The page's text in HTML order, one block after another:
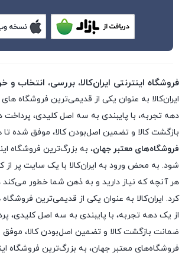
فروشگاه اینترنتی ایران‌کالا، بررسی، انتخاب و
ایران‌کالا به عنوان یکی از قدیمی‌ترین فروشگاه
بازگشت کالا و تضمین اصل‌بودن کالا، موفق شده تا
فروشگاه‌های معتبر جهان، به بزرگ‌ترین فروشگاه
شود. به محض ورود به ایران‌کالا با یک سایت پر از
هر آنچه که نیاز دارید و به ذهن شما خطور می‌کند
کرد. ایران‌کالا به عنوان یکی از قدیمی‌ترین
ضمانت بازگشت کالا و تضمین اصل‌بودن کالا، موفق
فروشگاه‌های معتبر جهان، به بزرگ‌ترین فروشگاه